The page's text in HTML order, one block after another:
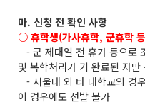
마. 신청 전 확인 사항
○ 휴학생(가사휴학, 군휴학
- 군 제대일 전 휴가 등으로
및 복학처리가 기 완료된 자만
- 서울대 외 타 대학교의 경
이 경우에도 선발 불가